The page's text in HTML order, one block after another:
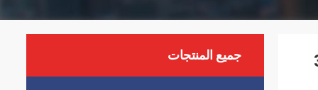
جميع المنتجات سمك 5-30